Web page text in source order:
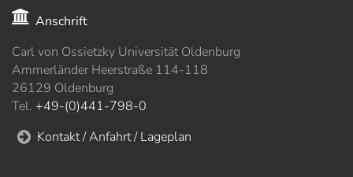
Anschrift
Carl von Ossietzky Universität Oldenburg
Ammerländer Heerstraße 114-118
26129 Oldenburg
Tel. +49-(0)441-798-0
Kontakt / Anfahrt / Lageplan